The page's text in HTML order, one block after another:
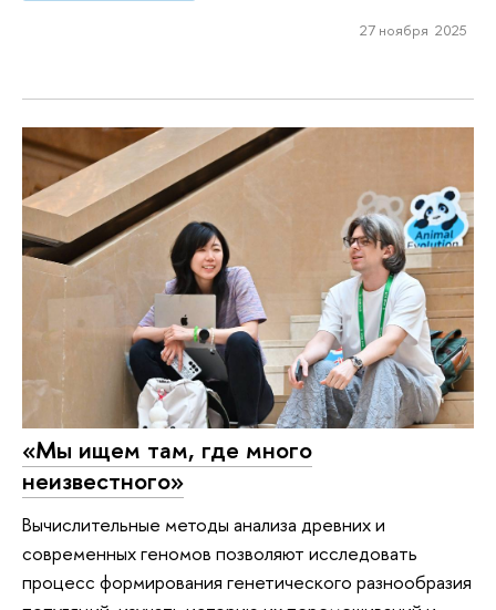
27 ноября 2025
«Мы ищем там, где много
неизвестного»
Вычислительные методы анализа древних и
современных геномов позволяют исследовать
процесс формирования генетического разнообразия